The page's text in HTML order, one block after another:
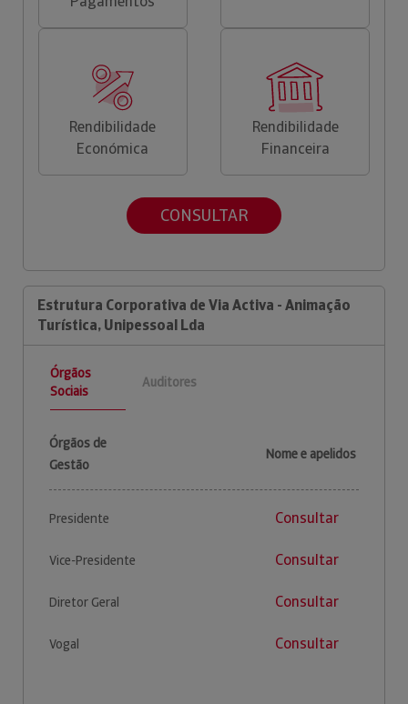
Rendibilidade
Económica
Rendibilidade
Financeira
CONSULTAR
Estrutura Corporativa de Via Activa - Animação
Turística, Unipessoal Lda
Órgãos
Sociais
Auditores
Órgãos de
Gestão
Nome e apelidos
Presidente Consultar
Vice-Presidente Consultar
Diretor Geral Consultar
Vogal Consultar